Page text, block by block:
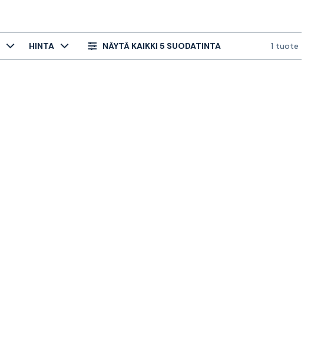
HINTA NÄYTÄ KAIKKI 5 SUODATINTA 1 tuote